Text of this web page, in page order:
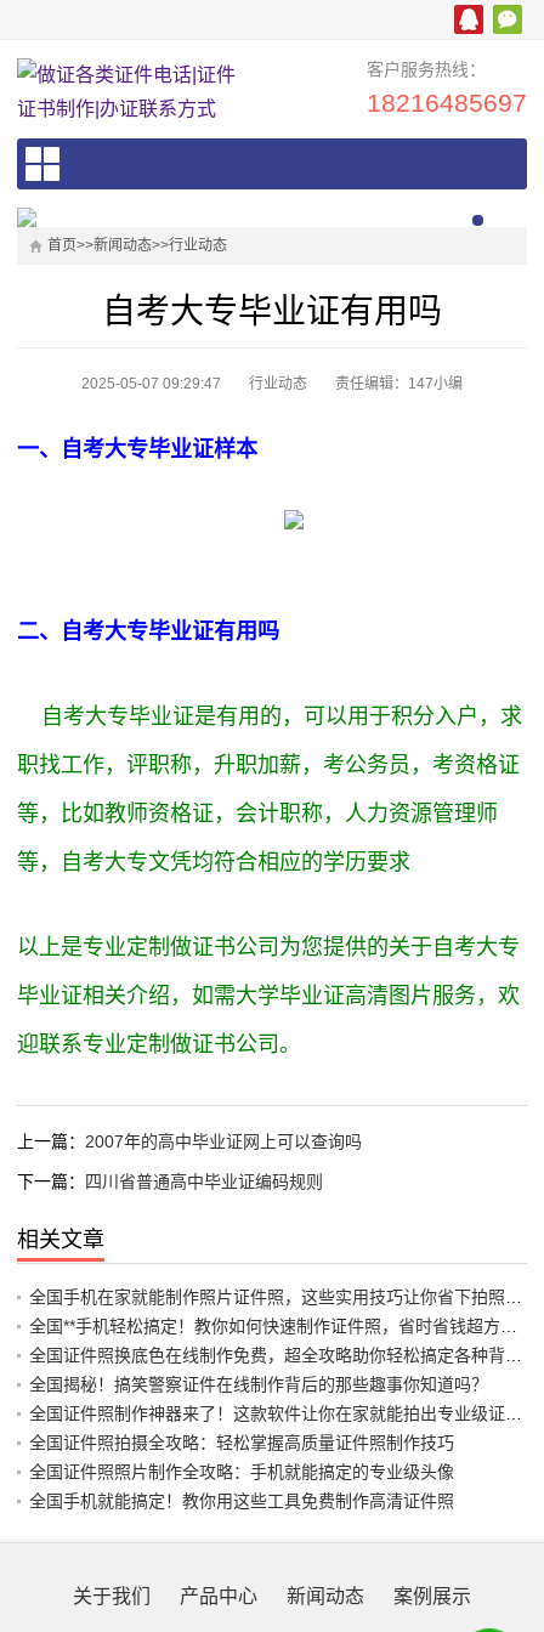
客户服务热线：
18216485697
首页>>新闻动态>>行业动态
自考大专毕业证有用吗
2025-05-07 09:29:47 行业动态 责任编辑：147小编
一、自考大专毕业证样本
二、自考大专毕业证有用吗
自考大专毕业证是有用的，可以用于积分入户，求
职找工作，评职称，升职加薪，考公务员，考资格证
等，比如教师资格证，会计职称，人力资源管理师
等，自考大专文凭均符合相应的学历要求
以上是专业定制做证书公司为您提供的关于自考大专
毕业证相关介绍，如需大学毕业证高清图片服务，欢
迎联系专业定制做证书公司。
上一篇： 2007年的高中毕业证网上可以查询吗
下一篇： 四川省普通高中毕业证编码规则
相关文章
全国揭秘！搞笑警察证件在线制作背后的那些趣事你知道吗？
全国证件照拍摄全攻略：轻松掌握高质量证件照制作技巧
全国证件照照片制作全攻略：手机就能搞定的专业级头像
全国手机就能搞定！教你用这些工具免费制作高清证件照
关于我们 产品中心 新闻动态 案例展示